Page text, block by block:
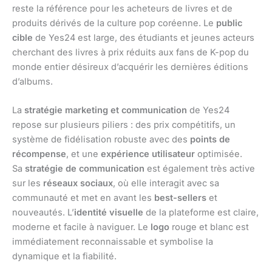
reste la référence pour les acheteurs de livres et de
produits dérivés de la culture pop coréenne. Le public
cible de Yes24 est large, des étudiants et jeunes acteurs
cherchant des livres à prix réduits aux fans de K-pop du
monde entier désireux d’acquérir les dernières éditions
d’albums.
La stratégie marketing et communication de Yes24
repose sur plusieurs piliers : des prix compétitifs, un
système de fidélisation robuste avec des points de
récompense, et une expérience utilisateur optimisée.
Sa stratégie de communication est également très active
sur les réseaux sociaux, où elle interagit avec sa
communauté et met en avant les best-sellers et
nouveautés. L’identité visuelle de la plateforme est claire,
moderne et facile à naviguer. Le logo rouge et blanc est
immédiatement reconnaissable et symbolise la
dynamique et la fiabilité.